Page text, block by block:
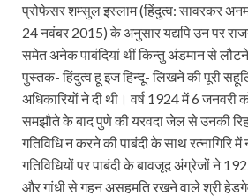
प्रोफेसर शम्सुल इस्लाम (हिंदुत्व: सावरकर
24 नवंबर 2015) के अनुसार यद्यपि उन पर
समेत अनेक पाबंदियां थीं किन्तु अंडमान से
पुस्तक- हिंदुत्व हू इज हिन्दू- लिखने की पूरी
अधिकारियों ने दी थी। वर्ष 1924 में 6
समझौते के बाद पुणे की यरवदा जेल से उनकी
गतिविधि न करने की पाबंदी के साथ रत्नागिरि
गतिविधियों पर पाबंदी के बावजूद अंग्रेजों ने
और गांधी से गहन असहमति रखने वाले श्री